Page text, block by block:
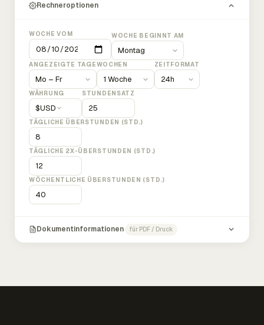
Rechneroptionen
WOCHE VOM WOCHE BEGINNT AM
ANGEZEIGTE TAGEWOCHEN ZEITFORMAT
WÄHRUNG
$USD
STUNDENSATZ
TÄGLICHE ÜBERSTUNDEN (STD.)
TÄGLICHE 2X-ÜBERSTUNDEN (STD.)
WÖCHENTLICHE ÜBERSTUNDEN (STD.)
Dokumentinformationen für PDF / Druck